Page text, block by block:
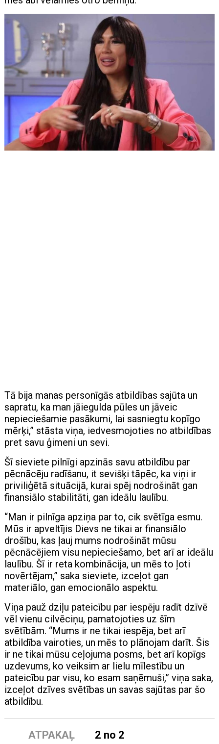
Tā bija manas personīgās atbildības sajūta un
sapratu, ka man jāiegulda pūles un jāveic
nepieciešamie pasākumi, lai sasniegtu kopīgo
mērķi,” stāsta viņa, iedvesmojoties no atbildības
pret savu ģimeni un sevi.
Šī sieviete pilnīgi apzinās savu atbildību par
pēcnācēju radīšanu, it sevišķi tāpēc, ka viņi ir
priviliģētā situācijā, kurai spēj nodrošināt gan
finansiālo stabilitāti, gan ideālu laulību.
“Man ir pilnīga apziņa par to, cik svētīga esmu.
Mūs ir apveltījis Dievs ne tikai ar finansiālo
drošību, kas ļauj mums nodrošināt mūsu
pēcnācējiem visu nepieciešamo, bet arī ar ideālu
laulību. Šī ir reta kombinācija, un mēs to ļoti
novērtējam,” saka sieviete, izceļot gan
materiālo, gan emocionālo aspektu.
Viņa pauž dziļu pateicību par iespēju radīt dzīvē
vēl vienu cilvēciņu, pamatojoties uz šīm
svētībām. “Mums ir ne tikai iespēja, bet arī
atbildība vairoties, un mēs to plānojam darīt. Šis
ir ne tikai mūsu ceļojuma posms, bet arī kopīgs
uzdevums, ko veiksim ar lielu mīlestību un
pateicību par visu, ko esam saņēmuši,” viņa saka,
izceļot dzīves svētības un savas sajūtas par šo
atbildību.
ATPAKAĻ 2 no 2